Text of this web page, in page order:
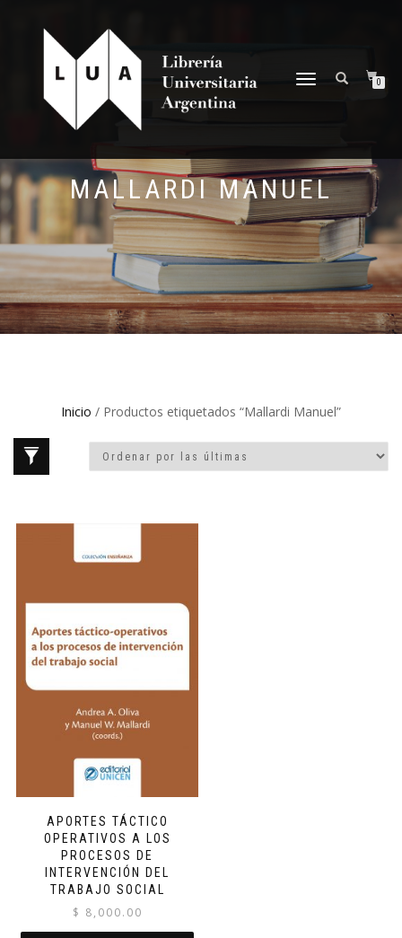
NAVEGACIÓN
0
MALLARDI MANUEL
Inicio / Productos etiquetados “Mallardi Manuel”
APORTES TÁCTICO
OPERATIVOS A LOS
PROCESOS DE
INTERVENCIÓN DEL
TRABAJO SOCIAL
$ 8,000.00